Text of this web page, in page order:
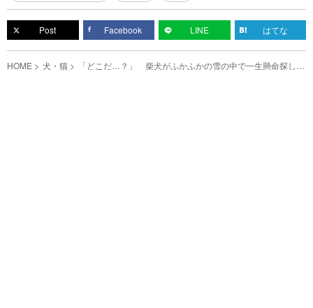
Post Facebook LINE はてな
HOME 犬・猫 「どこだ…？」 柴犬がふかふかの雪の中で一生懸命探して
いたものがこちら